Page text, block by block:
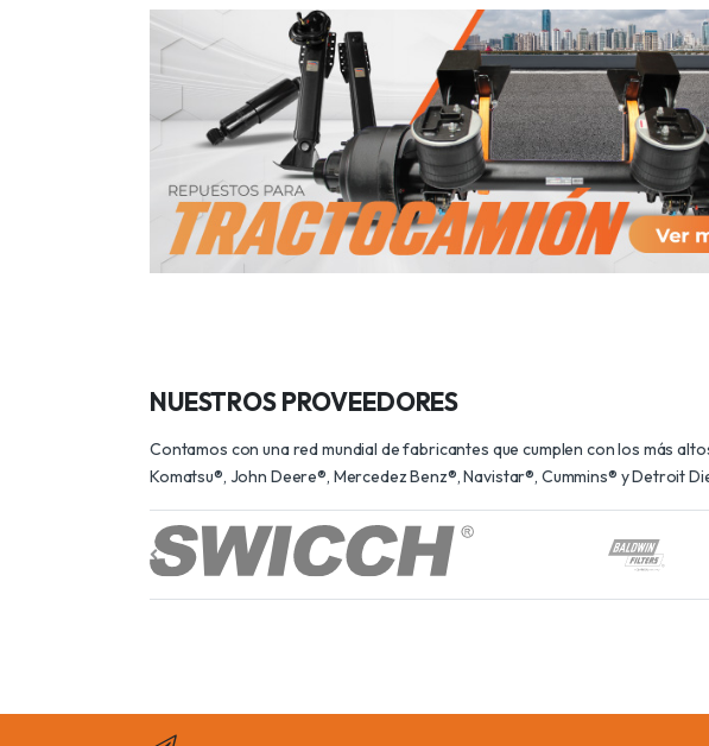
NUESTROS PROVEEDORES
Contamos con una red mundial de fabricantes que cumplen con los más
Komatsu®, John Deere®, Mercedez Benz®, Navistar®, Cummins® y Detroit